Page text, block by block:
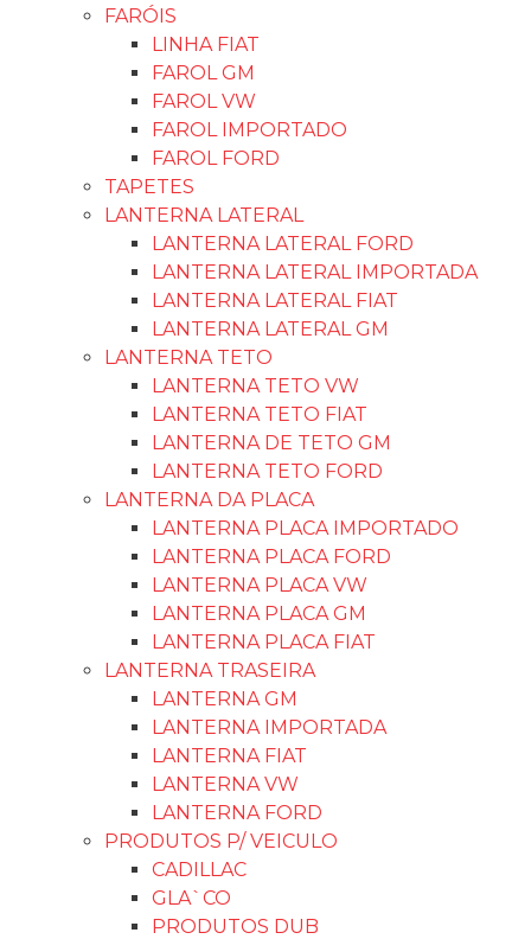
FARÓIS
LINHA FIAT
FAROL GM
FAROL VW
FAROL IMPORTADO
FAROL FORD
TAPETES
LANTERNA LATERAL
LANTERNA LATERAL FORD
LANTERNA LATERAL IMPORTADA
LANTERNA LATERAL FIAT
LANTERNA LATERAL GM
LANTERNA TETO
LANTERNA TETO VW
LANTERNA TETO FIAT
LANTERNA DE TETO GM
LANTERNA TETO FORD
LANTERNA DA PLACA
LANTERNA PLACA IMPORTADO
LANTERNA PLACA FORD
LANTERNA PLACA VW
LANTERNA PLACA GM
LANTERNA PLACA FIAT
LANTERNA TRASEIRA
LANTERNA GM
LANTERNA IMPORTADA
LANTERNA FIAT
LANTERNA VW
LANTERNA FORD
PRODUTOS P/ VEICULO
CADILLAC
GLA`CO
PRODUTOS DUB